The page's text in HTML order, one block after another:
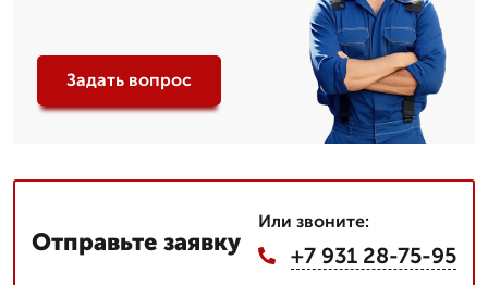
Задать вопрос
Отправьте заявку
Или звоните:
+7 931 28-75-95